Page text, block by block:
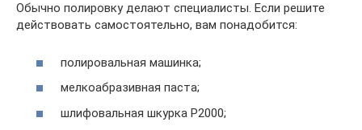
Обычно полировку делают специалисты. Если решите
действовать самостоятельно, вам понадобится:
полировальная машинка;
мелкоабразивная паста;
шлифовальная шкурка P2000;